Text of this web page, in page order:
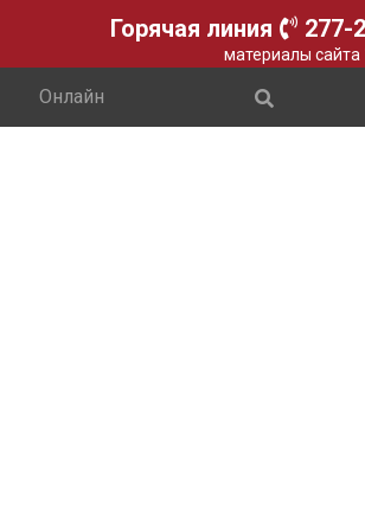
Горячая линия 277-
материалы сайта
Онлайн